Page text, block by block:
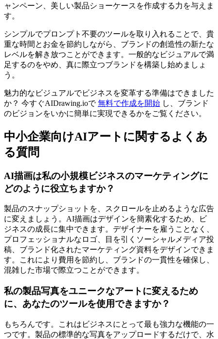
ャンペーン、美しい製品ショーケースを作成する力を与えま
す。
シンプルでプロンプト不要のツールを取り入れることで、貴
重な時間とお金を節約しながら、ブランドの創造性の新たな
レベルを解き放つことができます。一般的なビジュアルで満
足するのをやめ、真に際立つブランドを構築し始めましょ
う。
魅力的なビジュアルでビジネスを変革する準備はできました
か？ 今すぐAIDrawing.ioで無料で作成を開始 し、ブランド
のビジョンをいかに簡単に実現できるかをご覧ください。
中小企業向けAIアートに関するよくあ
る質問
AI描画は私の小規模ビジネスのマーケティングに
どのように役立ちますか？
製品のスナップショットを、スクロールを止めるような広告
に変えましょう。AI描画はデザインを簡素化するため、ビ
ジネスの成長に集中できます。デザイナーを雇うことなく、
プロフェッショナルなロゴ、目を引くソーシャルメディア投
稿、ブランド化されたマーケティング資料をデザインできま
す。これにより費用を節約し、ブランドの一貫性を確保し、
混雑した市場で際立つことができます。
私の製品写真をユニークなアートに変えるため
に、あなたのツールを使用できますか？
もちろんです。これはビジネスにとって最も強力な機能の一
つです。製品の標準的な写真をアップロードするだけで、水